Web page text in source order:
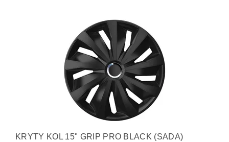
KRYTY KOL 15" GRIP PRO BLACK (SADA)